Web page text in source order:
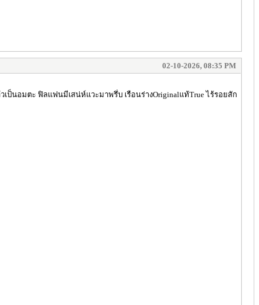
02-10-2026, 08:35 PM
เป็นอมตะ ฟิลแฟนมีเสน่ห์แวะมาพรึ่บ เรือนร่างOriginalแท้True ไร้รอยสัก